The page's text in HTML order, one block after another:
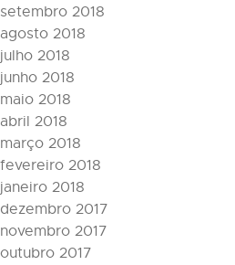
setembro 2018
agosto 2018
julho 2018
junho 2018
maio 2018
abril 2018
março 2018
fevereiro 2018
janeiro 2018
dezembro 2017
novembro 2017
outubro 2017